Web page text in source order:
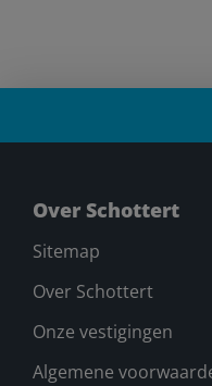
Over Schottert
Sitemap
Over Schottert
Onze vestigingen
Algemene